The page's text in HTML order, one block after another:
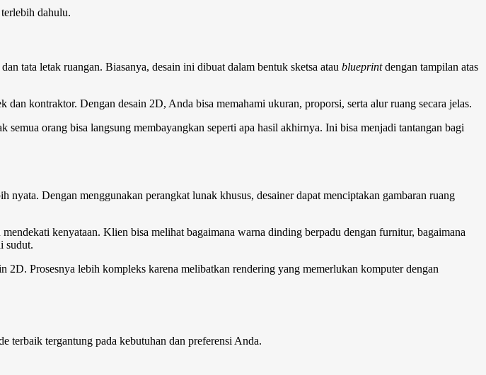
dahulu.
tata letak ruangan. Biasanya, desain ini dibuat dalam bentuk sketsa atau blueprintdengan tampilan atas
kontraktor. Dengan desain 2D, Anda bisa memahami ukuran, proporsi, serta alur ruang secara jelas.
orang bisa langsung membayangkan seperti apa hasil akhirnya. Ini bisa menjadi tantangan bagi
Dengan menggunakan perangkat lunak khusus, desainer dapat menciptakan gambaran ruang
kenyataan. Klien bisa melihat bagaimana warna dinding berpadu dengan furnitur, bagaimana
sudut.
Prosesnya lebih kompleks karena melibatkan rendering yang memerlukan komputer dengan
terbaik tergantung pada kebutuhan dan preferensi Anda.